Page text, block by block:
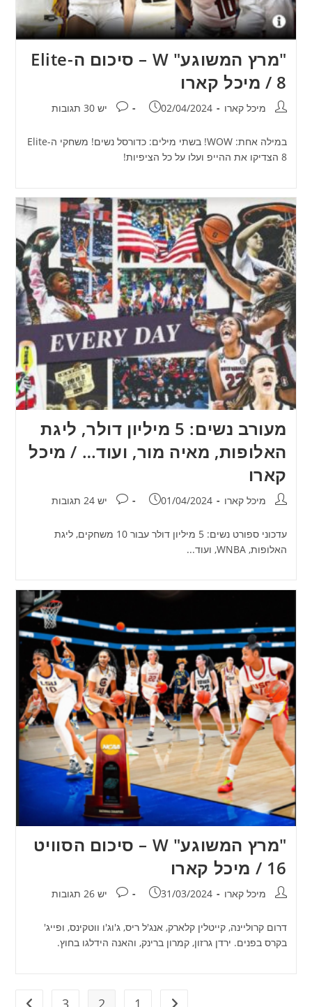
"מרץ המשוגע" W – סיכום ה-Elite
8 / מיכל קארו
מחבר:מיכל קארו פורסם:
02/04/2024 תגובות:
יש 30 תגובות
במילה אחת: WOW! בשתי מילים: כדורסל נשים! משחקי ה-Elite
8 הצדיקו את ההייפ ועלו על כל הציפיות!
מעורב נשים: 5 מיליון דולר, ליגת
האלופות, מאיה מור, ועוד… / מיכל
קארו
מחבר:מיכל קארו פורסם:
01/04/2024 תגובות:
יש 24 תגובות
עדכוני ספורט נשים: 5 מיליון דולר עבור 10 משחקים, ליגת
האלופות, WNBA, ועוד...
"מרץ המשוגע" W – סיכום הסוויט
16 / מיכל קארו
מחבר:מיכל קארו פורסם:
31/03/2024 תגובות:
יש 26 תגובות
דרום קרוליינה, קייטלין קלארק, אנג'ל ריס, ג'וג'ו ווטקינס, ופייג'
בקרס בפנים. ירדן גרזון, קמרון ברינק, והאנה הידלגו בחוץ.
מעבר לעמוד הקודם
1
2
3 מעבר